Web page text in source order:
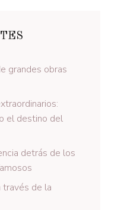
grandes obras
el destino del
detrás de los
través de la